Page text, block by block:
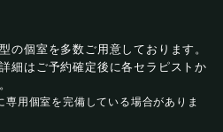
の個室を多数ご用意しております。
細はご予約確定後に各セラピストか
用個室を完備している場合がありま